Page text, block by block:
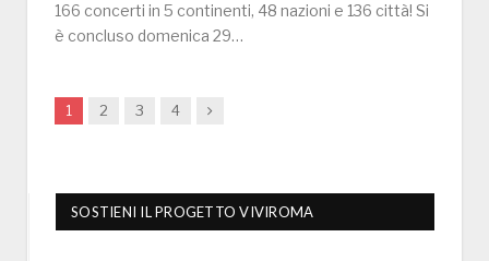
166 concerti in 5 continenti, 48 nazioni e 136 città! Si
è concluso domenica 29…
1 2 3 4 Next
SOSTIENI IL PROGETTO VIVIROMA